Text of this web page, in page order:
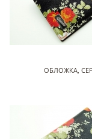
ОБЛОЖКА,